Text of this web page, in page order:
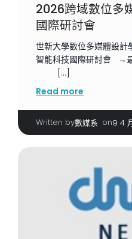
2026跨域數位多
國際研討會
世新大學數位多媒體設計
智能科技國際研討會 →
[…]
Read more
Written by數媒系 on9 4